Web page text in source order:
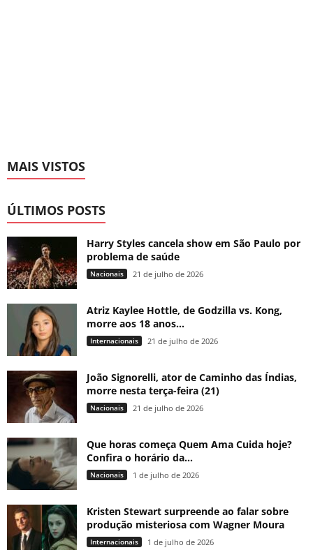
MAIS VISTOS
ÚLTIMOS POSTS
Harry Styles cancela show em São Paulo por
problema de saúde
Nacionais 21 de julho de 2026
Atriz Kaylee Hottle, de Godzilla vs. Kong,
morre aos 18 anos...
Internacionais 21 de julho de 2026
João Signorelli, ator de Caminho das Índias,
morre nesta terça-feira (21)
Nacionais 21 de julho de 2026
Que horas começa Quem Ama Cuida hoje?
Confira o horário da...
Nacionais 1 de julho de 2026
Kristen Stewart surpreende ao falar sobre
produção misteriosa com Wagner Moura
Internacionais 1 de julho de 2026